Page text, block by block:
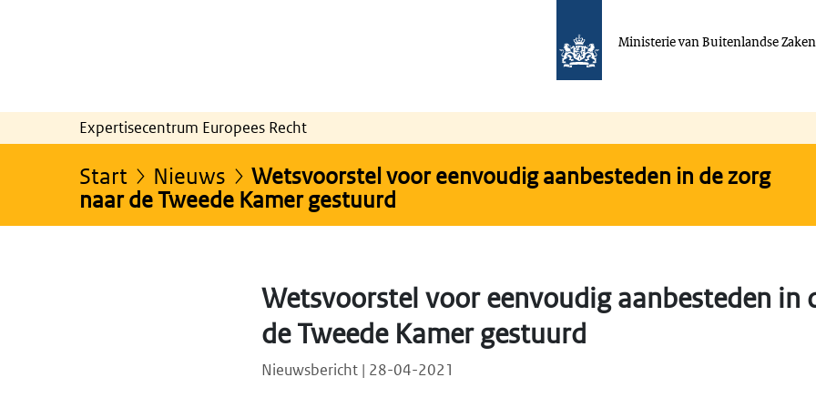
Ministerie van Buitenlandse Zaken
Expertisecentrum Europees Recht
Start Nieuws
Wetsvoorstel voor eenvoudig aanbesteden in de zorg
naar de Tweede Kamer gestuurd
Wetsvoorstel voor eenvoudig aanbesteden in
de Tweede Kamer gestuurd
Nieuwsbericht | 28-04-2021